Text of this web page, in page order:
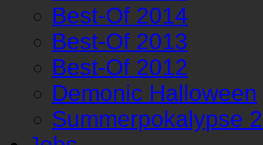
Best-Of 2014
Best-Of 2013
Best-Of 2012
Demonic Halloween
Summerpokalypse